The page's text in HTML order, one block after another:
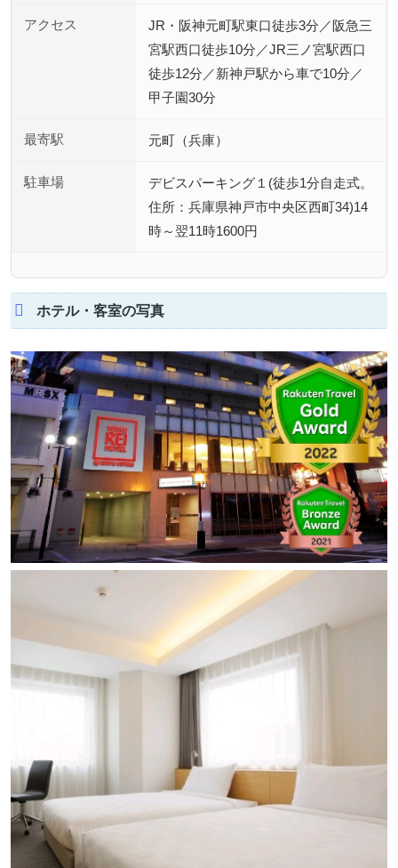
アクセス
JR・阪神元町駅東口徒歩3分／阪急三
宮駅西口徒歩10分／JR三ノ宮駅西口
徒歩12分／新神戸駅から車で10分／
甲子園30分
最寄駅 元町（兵庫）
駐車場
デビスパーキング１(徒歩1分自走式。
住所：兵庫県神戸市中央区西町34)14
時～翌11時1600円
ホテル・客室の写真